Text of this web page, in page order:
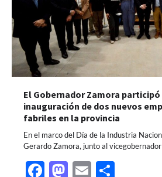
El Gobernador Zamora participó
inauguración de dos nuevos
fabriles en la provincia
En el marco del Día de la Industria
Gerardo Zamora, junto al
Facebook
Mastodon
Email